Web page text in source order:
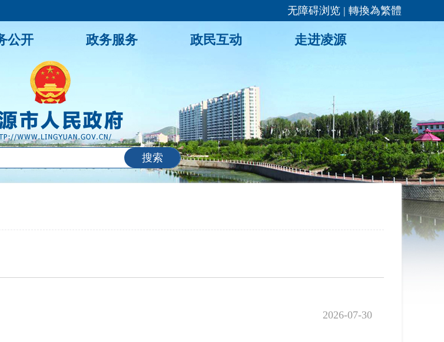
无障碍浏览 | 轉換為繁體
公开 政务服务 政民互动 走进凌源
搜索
2026-07-30